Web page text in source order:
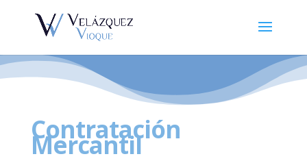
Contratación
Mercantil